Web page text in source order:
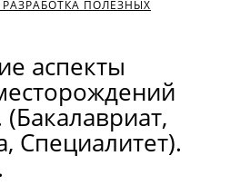
РАЗРАБОТКА ПОЛЕЗНЫХ
аспекты
Специалитет).